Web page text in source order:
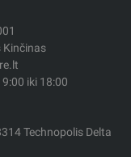
Kinčinas
iki 18:00
Technopolis Delta